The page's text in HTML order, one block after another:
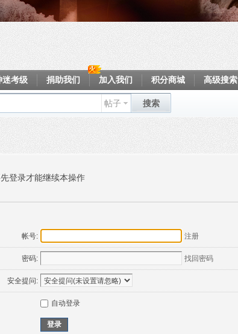
迷考级 捐助我们 加入我们 积分商城 高级搜索
帖子 搜索
登录才能继续本操作
帐号: 注册
密码: 找回密码
安全提问:
自动登录
登录